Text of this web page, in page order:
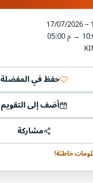
17/07/2026 –
→05:00 م
حفظ في المفضلة
أضف إلى التقويم
مشاركة
خاطئة!